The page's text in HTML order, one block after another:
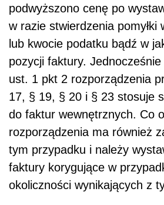
podwyższono cenę po
w razie stwierdzenia pomyłki
lub kwocie podatku bądź w
pozycji faktury.
ust. 1 pkt 2 rozporządzenia
17, § 19, § 20 i § 23 stosuje
do faktur wewnętrznych. Co
rozporządzenia ma również
tym przypadku i należy
faktury korygujące w
okoliczności wynikających z